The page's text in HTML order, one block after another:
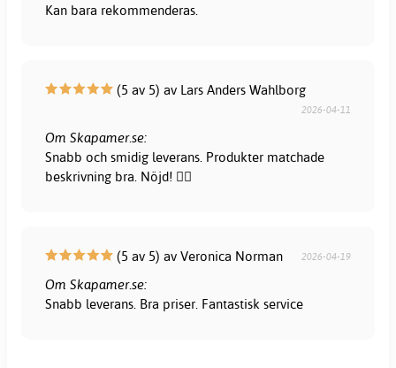
Kan bara rekommenderas.
(5 av 5) av Lars Anders Wahlborg
2026-04-11
Om Skapamer.se:
Snabb och smidig leverans. Produkter matchade
beskrivning bra. Nöjd! 👍🏻
(5 av 5) av Veronica Norman 2026-04-19
Om Skapamer.se:
Snabb leverans. Bra priser. Fantastisk service